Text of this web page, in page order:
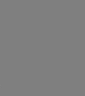
Calça Infantil